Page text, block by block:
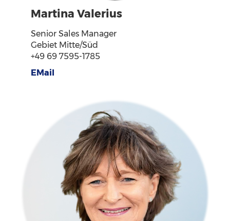
Martina Valerius
Senior Sales Manager
Gebiet Mitte/Süd
+49 69 7595-1785
EMail